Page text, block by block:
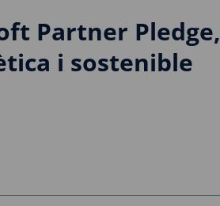
Partner Pledge,
i sostenible